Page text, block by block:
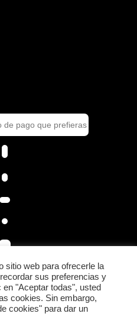
sitio web para ofrecerle la
sus preferencias y
"Aceptar todas", usted
cookies. Sin embargo,
cookies" para dar un